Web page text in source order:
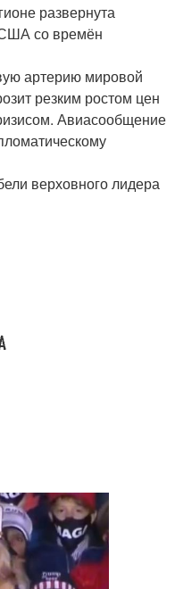
развернута
со времён
артерию мировой
резким ростом цен
Авиасообщение
верховного лидера